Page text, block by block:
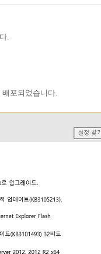
.
포되었습니다.